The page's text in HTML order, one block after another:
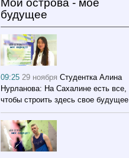
Мои острова - моё
будущее
09:2529 ноября Студентка Алина
Нурланова: На Сахалине есть все,
чтобы строить здесь свое будущее